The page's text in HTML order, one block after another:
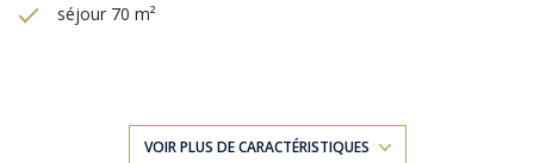
séjour 70 m²
VOIR PLUS DE CARACTÉRISTIQUES